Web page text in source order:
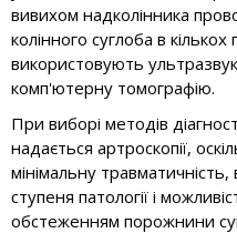
вивихом надколінника
колінного суглоба в
використовують
комп'ютерну томографію.
При виборі методів
надається артроскопії,
мінімальну
ступеня патології і
обстеженням порожнини